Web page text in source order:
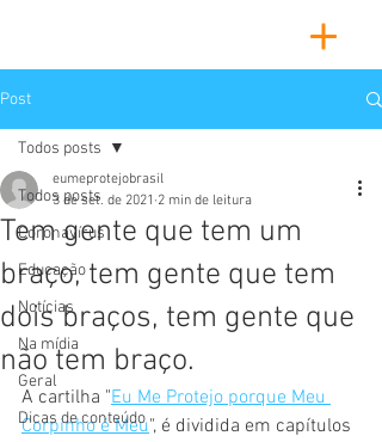
Post
Todos posts
Coronavírus
Educação
Notícias
Na mídia
Geral
Dicas de conteúdo
Todos posts
Tem gente que tem um
braço, tem gente que tem
dois braços, tem gente que
não tem braço.
eumeprotejobrasil
3 de set. de 2021 2 min de leitura
A cartilha "Eu Me Protejo porque Meu
Corpinho é Meu", é dividida em capítulos